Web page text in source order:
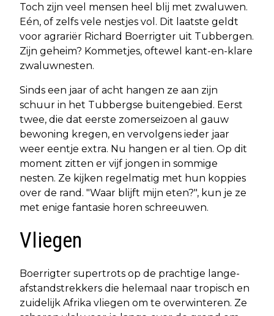
Toch zijn veel mensen heel blij met zwaluwen.
Eén, of zelfs vele nestjes vol. Dit laatste geldt
voor agrariër Richard Boerrigter uit Tubbergen.
Zijn geheim? Kommetjes, oftewel kant-en-klare
zwaluwnesten.
Sinds een jaar of acht hangen ze aan zijn
schuur in het Tubbergse buitengebied. Eerst
twee, die dat eerste zomerseizoen al gauw
bewoning kregen, en vervolgens ieder jaar
weer eentje extra. Nu hangen er al tien. Op dit
moment zitten er vijf jongen in sommige
nesten. Ze kijken regelmatig met hun koppies
over de rand. "Waar blijft mijn eten?", kun je ze
met enige fantasie horen schreeuwen.
Vliegen
Boerrigter supertrots op de prachtige lange-
afstandstrekkers die helemaal naar tropisch en
zuidelijk Afrika vliegen om te overwinteren. Ze